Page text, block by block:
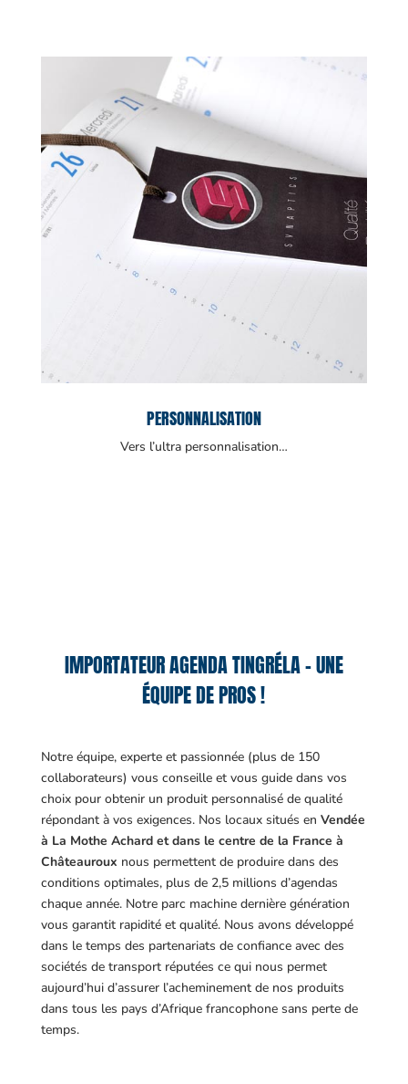
PERSONNALISATION
Vers l’ultra personnalisation…
IMPORTATEUR AGENDA TINGRÉLA – UNE
ÉQUIPE DE PROS !
Notre équipe, experte et passionnée (plus de 150
collaborateurs) vous conseille et vous guide dans vos
choix pour obtenir un produit personnalisé de qualité
répondant à vos exigences. Nos locaux situés en Vendée
à La Mothe Achard et dans le centre de la France à
Châteauroux nous permettent de produire dans des
conditions optimales, plus de 2,5 millions d’agendas
chaque année. Notre parc machine dernière génération
vous garantit rapidité et qualité. Nous avons développé
dans le temps des partenariats de confiance avec des
sociétés de transport réputées ce qui nous permet
aujourd’hui d’assurer l’acheminement de nos produits
dans tous les pays d’Afrique francophone sans perte de
temps.